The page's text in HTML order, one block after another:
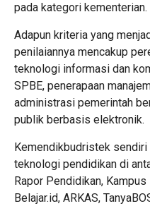
pada kategori kementerian.
Adapun kriteria yang
penilaiannya mencakup
teknologi informasi dan
SPBE, penerapaan
administrasi pemerintah
publik berbasis elektronik.
Kemendikbudristek
teknologi pendidikan di
Rapor Pendidikan,
Belajar.id, ARKAS,